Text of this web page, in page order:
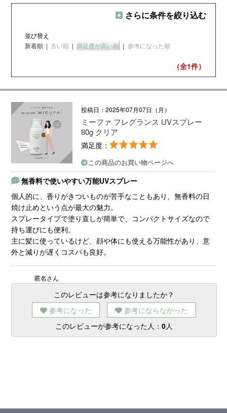
さらに条件を絞り込む
並び替え
新着順 | 古い順 | 満足度が高い順 | 参考になった順
（全1件）
投稿日：2025年07月07日（月）
ミーファ フレグランス UVスプレー
80g クリア
満足度：
この商品のお買い物ページへ
無香料で使いやすい万能UVスプレー
個人的に、香りがきついものが苦手なこともあり、無香料の日
焼け止めという点が最大の魅力。
スプレータイプで塗り直しが簡単で、コンパクトサイズなので
持ち運びにも便利。
主に髪に使っているけど、顔や体にも使える万能性があり、意
外と減りが遅くコスパも良好。
匿名さん
このレビューは参考になりましたか？
参考になった
参考にならなかった
このレビューが参考になった人： 0人